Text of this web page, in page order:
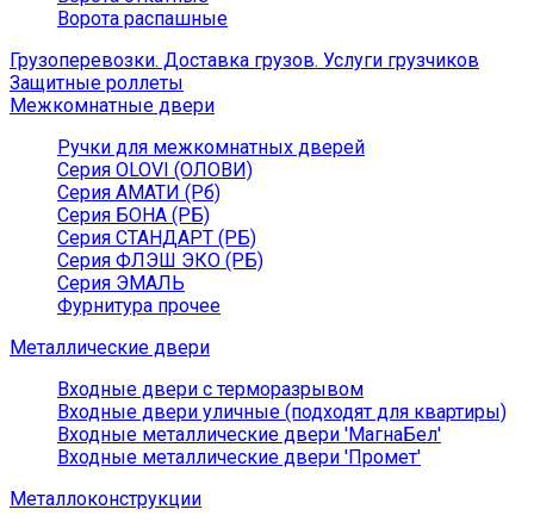
Ворота распашные
Грузоперевозки. Доставка грузов. Услуги грузчиков
Защитные роллеты
Межкомнатные двери
Ручки для межкомнатных дверей
Серия OLOVI (ОЛОВИ)
Серия АМАТИ (Рб)
Серия БОНА (РБ)
Серия СТАНДАРТ (РБ)
Серия ФЛЭШ ЭКО (РБ)
Серия ЭМАЛЬ
Фурнитура прочее
Металлические двери
Входные двери с терморазрывом
Входные двери уличные (подходят для квартиры)
Входные металлические двери 'МагнаБел'
Входные металлические двери 'Промет'
Металлоконструкции